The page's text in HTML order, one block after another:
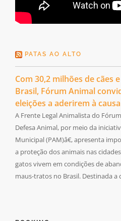
PATAS AO ALTO
Com 30,2 milhões de cães
Brasil, Fórum Animal
eleições a aderirem à causa
A Frente Legal Animalista do
Defesa Animal, por meio da
Municipal (PAM)â€, apresenta
a proteção dos animais nas
gatos vivem em condições de
maus-tratos no Brasil. Destinada